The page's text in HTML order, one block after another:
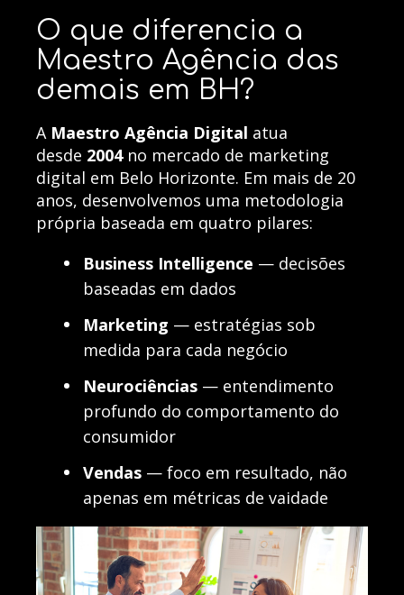
O que diferencia a
Maestro Agência das
demais em BH?
A Maestro Agência Digital atua
desde 2004no mercado de marketing
digital em Belo Horizonte. Em mais de 20
anos, desenvolvemos uma metodologia
própria baseada em quatro pilares:
Business Intelligence — decisões
baseadas em dados
Marketing — estratégias sob
medida para cada negócio
Neurociências — entendimento
profundo do comportamento do
consumidor
Vendas — foco em resultado, não
apenas em métricas de vaidade